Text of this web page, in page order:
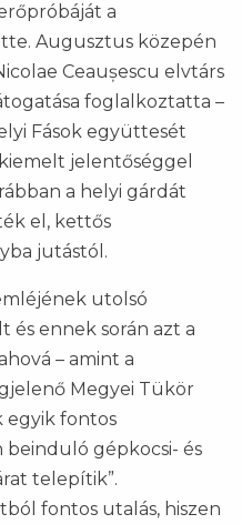
a
Augusztus közepén
Ceaușescu elvtárs
foglalkoztatta –
Fások együttesét
jelentőséggel
a helyi gárdát
el, kettős
jutástól.
utolsó
és ennek során azt a
– amint a
Megyei Tükör
egyik fontos
beinduló gépkocsi- és
telepítik”.
fontos utalás, hiszen